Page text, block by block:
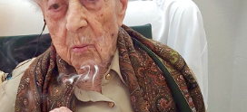
производству сахарного
магазином
вместе с одним из
поле она продолжала